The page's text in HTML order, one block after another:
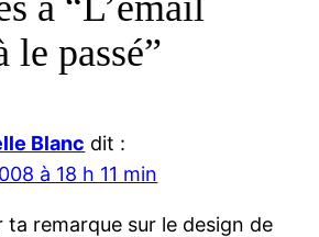
le passé”
Blanc dit :
à 18 h 11 min
ta remarque sur le design de